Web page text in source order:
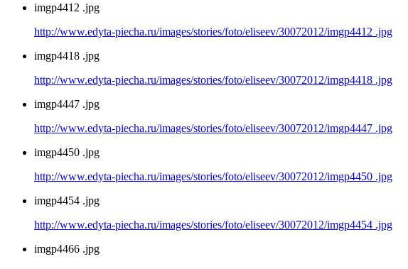
imgp4412 .jpg
http://www.edyta-piecha.ru/images/stories/foto/eliseev/30072012/imgp4412 .jpg
imgp4418 .jpg
http://www.edyta-piecha.ru/images/stories/foto/eliseev/30072012/imgp4418 .jpg
imgp4447 .jpg
http://www.edyta-piecha.ru/images/stories/foto/eliseev/30072012/imgp4447 .jpg
imgp4450 .jpg
http://www.edyta-piecha.ru/images/stories/foto/eliseev/30072012/imgp4450 .jpg
imgp4454 .jpg
http://www.edyta-piecha.ru/images/stories/foto/eliseev/30072012/imgp4454 .jpg
imgp4466 .jpg